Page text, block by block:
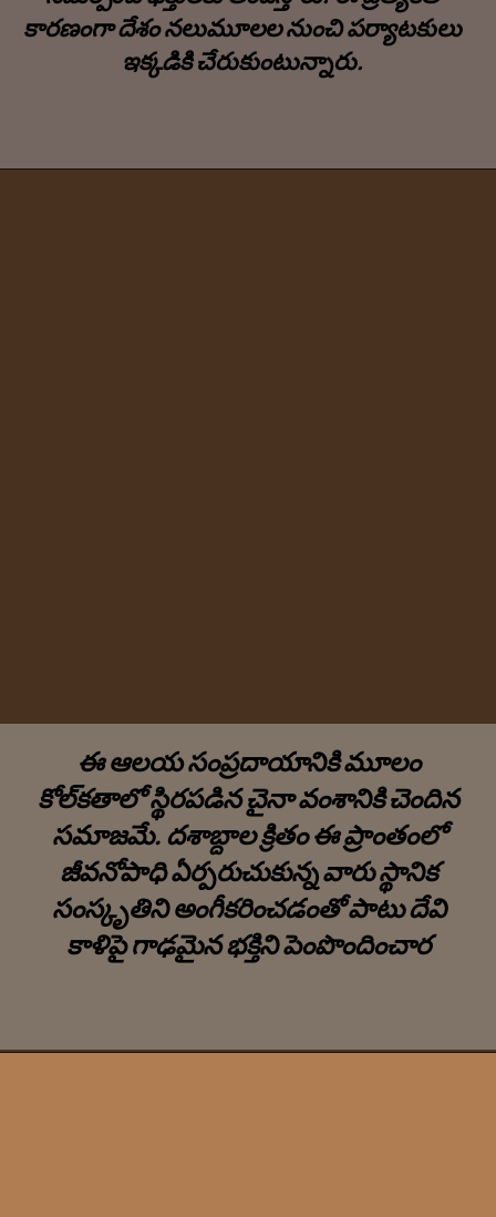
కారణంగా దేశం నలుమూలల నుంచి పర్యాటకులు
ఇక్కడికి చేరుకుంటున్నారు.
ఈ ఆలయ సంప్రదాయానికి మూలం
కోల్‌కతాలో స్థిరపడిన చైనా వంశానికి చెందిన
సమాజమే. దశాబ్దాల క్రితం ఈ ప్రాంతంలో
జీవనోపాధి ఏర్పరుచుకున్న వారు స్థానిక
సంస్కృతిని అంగీకరించడంతో పాటు దేవి
కాళిపై గాఢమైన భక్తిని పెంపొందించార